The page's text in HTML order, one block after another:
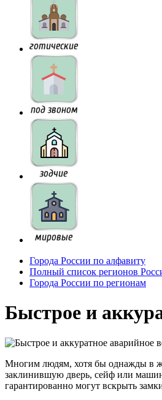
Города России по алфавиту
Полный список регионов
Города России по регионам
Быстрое и
Многим людям, хотя бы однажды в
заклинившую дверь, сейф или
гарантированно могут вскрыть